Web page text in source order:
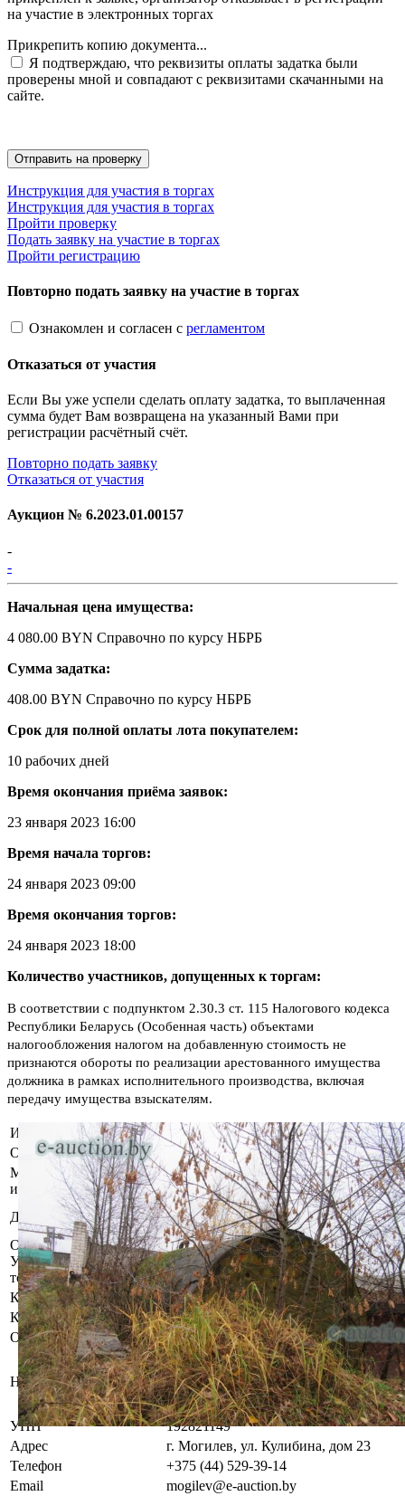
на участие в электронных торгах
Прикрепить копию документа...
Я подтверждаю, что реквизиты оплаты задатка были
проверены мной и совпадают с реквизитами скачанными на
сайте.
Инструкция для участия в торгах
Инструкция для участия в торгах
Пройти проверку
Подать заявку на участие в торгах
Пройти регистрацию
Повторно подать заявку на участие в торгах
Ознакомлен и согласен с регламентом
Отказаться от участия
Если Вы уже успели сделать оплату задатка, то выплаченная
сумма будет Вам возвращена на указанный Вами при
регистрации расчётный счёт.
Повторно подать заявку
Отказаться от участия
Аукцион № 6.2023.01.00157
-
-
Начальная цена имущества:
4 080.00 BYN Справочно по курсу НБРБ
Сумма задатка:
408.00 BYN Справочно по курсу НБРБ
Срок для полной оплаты лота покупателем:
10 рабочих дней
Время окончания приёма заявок:
23 января 2023 16:00
Время начала торгов:
24 января 2023 09:00
Время окончания торгов:
24 января 2023 18:00
Количество участников, допущенных к торгам:
В соответствии с подпунктом 2.30.3 ст. 115 Налогового кодекса
Республики Беларусь (Особенная часть) объектами
налогообложения налогом на добавленную стоимость не
признаются обороты по реализации арестованного имущества
должника в рамках исполнительного производства, включая
передачу имущества взыскателям.
Информация о предмете торгов
Описание имущества
Емкость 100 м3, инв.№53ж.
Местоположение
имущества
Могилёвская область, Могилевский
р-н, г. Могилев, пер. Гаражный 6
Должник
ОАО "Могилевский
домостроительный комбинат"
Осмотр объекта
Участник электронных торгов обязан до начала электронных
торгов осмотреть предмет торгов ( п.2.4.3 Регламента)
Контактное лицо
Специалисты по продаже
Контакты
+375445293914
Организатор/оператор торгов
Наименование
Могилевский филиал
республиканского унитарного
предприятия по оказанию услуг
«БелЮрОбеспечение»
УНП
192821149
Адрес
г. Могилев, ул. Кулибина, дом 23
Телефон
+375 (44) 529-39-14
Email
mogilev@e-auction.by